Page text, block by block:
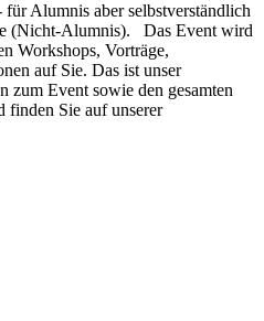
Alumnis aber selbstverständlich
(Nicht-Alumnis). Das Event wird
Workshops, Vorträge,
auf Sie. Das ist unser
Event sowie den gesamten
finden Sie auf unserer